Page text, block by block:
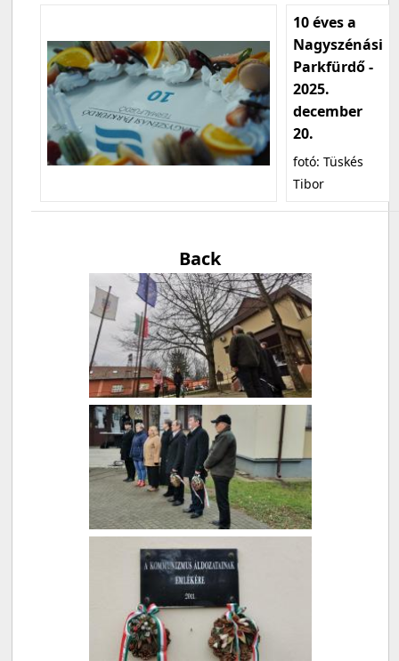
10 éves a
Nagyszénási
Parkfürdő -
2025.
december
20.
fotó: Tüskés
Tibor
Back